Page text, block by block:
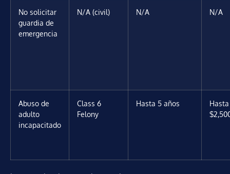
No solicitar
guardia de
emergencia
N/A (civil) N/A N/A
Abuso de
adulto
incapacitado
Class 6
Felony
Hasta 5 años
Hasta